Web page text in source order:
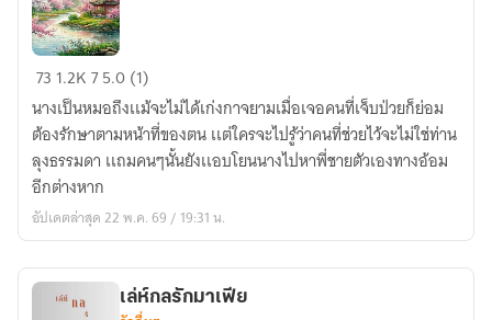
เหม
หลิน
เเม่
นาง
น้อย
ป่วน
73 1.2K75.0 (1)
นางเป็นหมอถึงเเม้จะไม่ได้เก่งกาจยามเมื่อเจอคนที่เจ็บป่วยก็ย่อม
ต้องรักษาตามหน้าที่ของตน เเต่ใครจะไปรู้ว่าคนที่ช่วยไว้จะไม่ใช่ท่าน
ลุงธรรมดา เเถมคนๆนั้นยังเเอบโยนนางไปหาพี่ชายตัวเองทางอ้อม
อีกต่างหาก
อัปเดตล่าสุด 22 พ.ค. 69 / 19:31 น.
เล่ห์กลรักมาเฟีย